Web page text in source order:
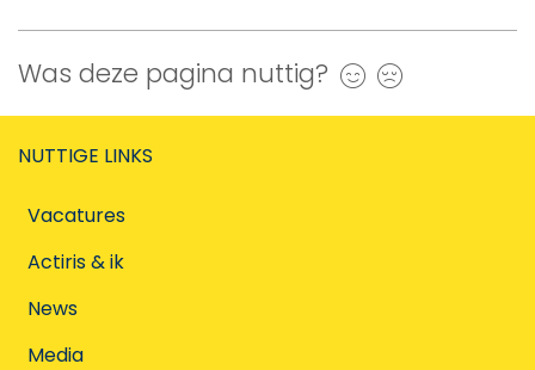
Was deze pagina nuttig? Ja
NUTTIGE LINKS
Vacatures
Actiris & ik
News
Media